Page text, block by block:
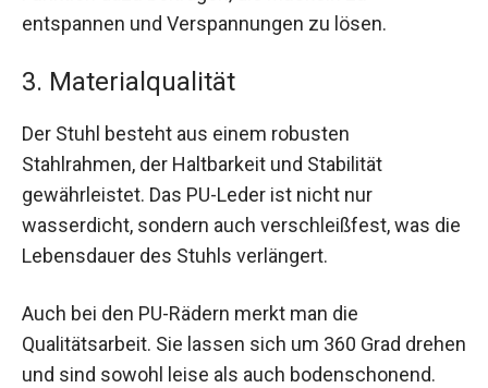
entspannen und Verspannungen zu lösen.
3. Materialqualität
Der Stuhl besteht aus einem robusten
Stahlrahmen, der Haltbarkeit und Stabilität
gewährleistet. Das PU-Leder ist nicht nur
wasserdicht, sondern auch verschleißfest, was die
Lebensdauer des Stuhls verlängert.
Auch bei den PU-Rädern merkt man die
Qualitätsarbeit. Sie lassen sich um 360 Grad drehen
und sind sowohl leise als auch bodenschonend.